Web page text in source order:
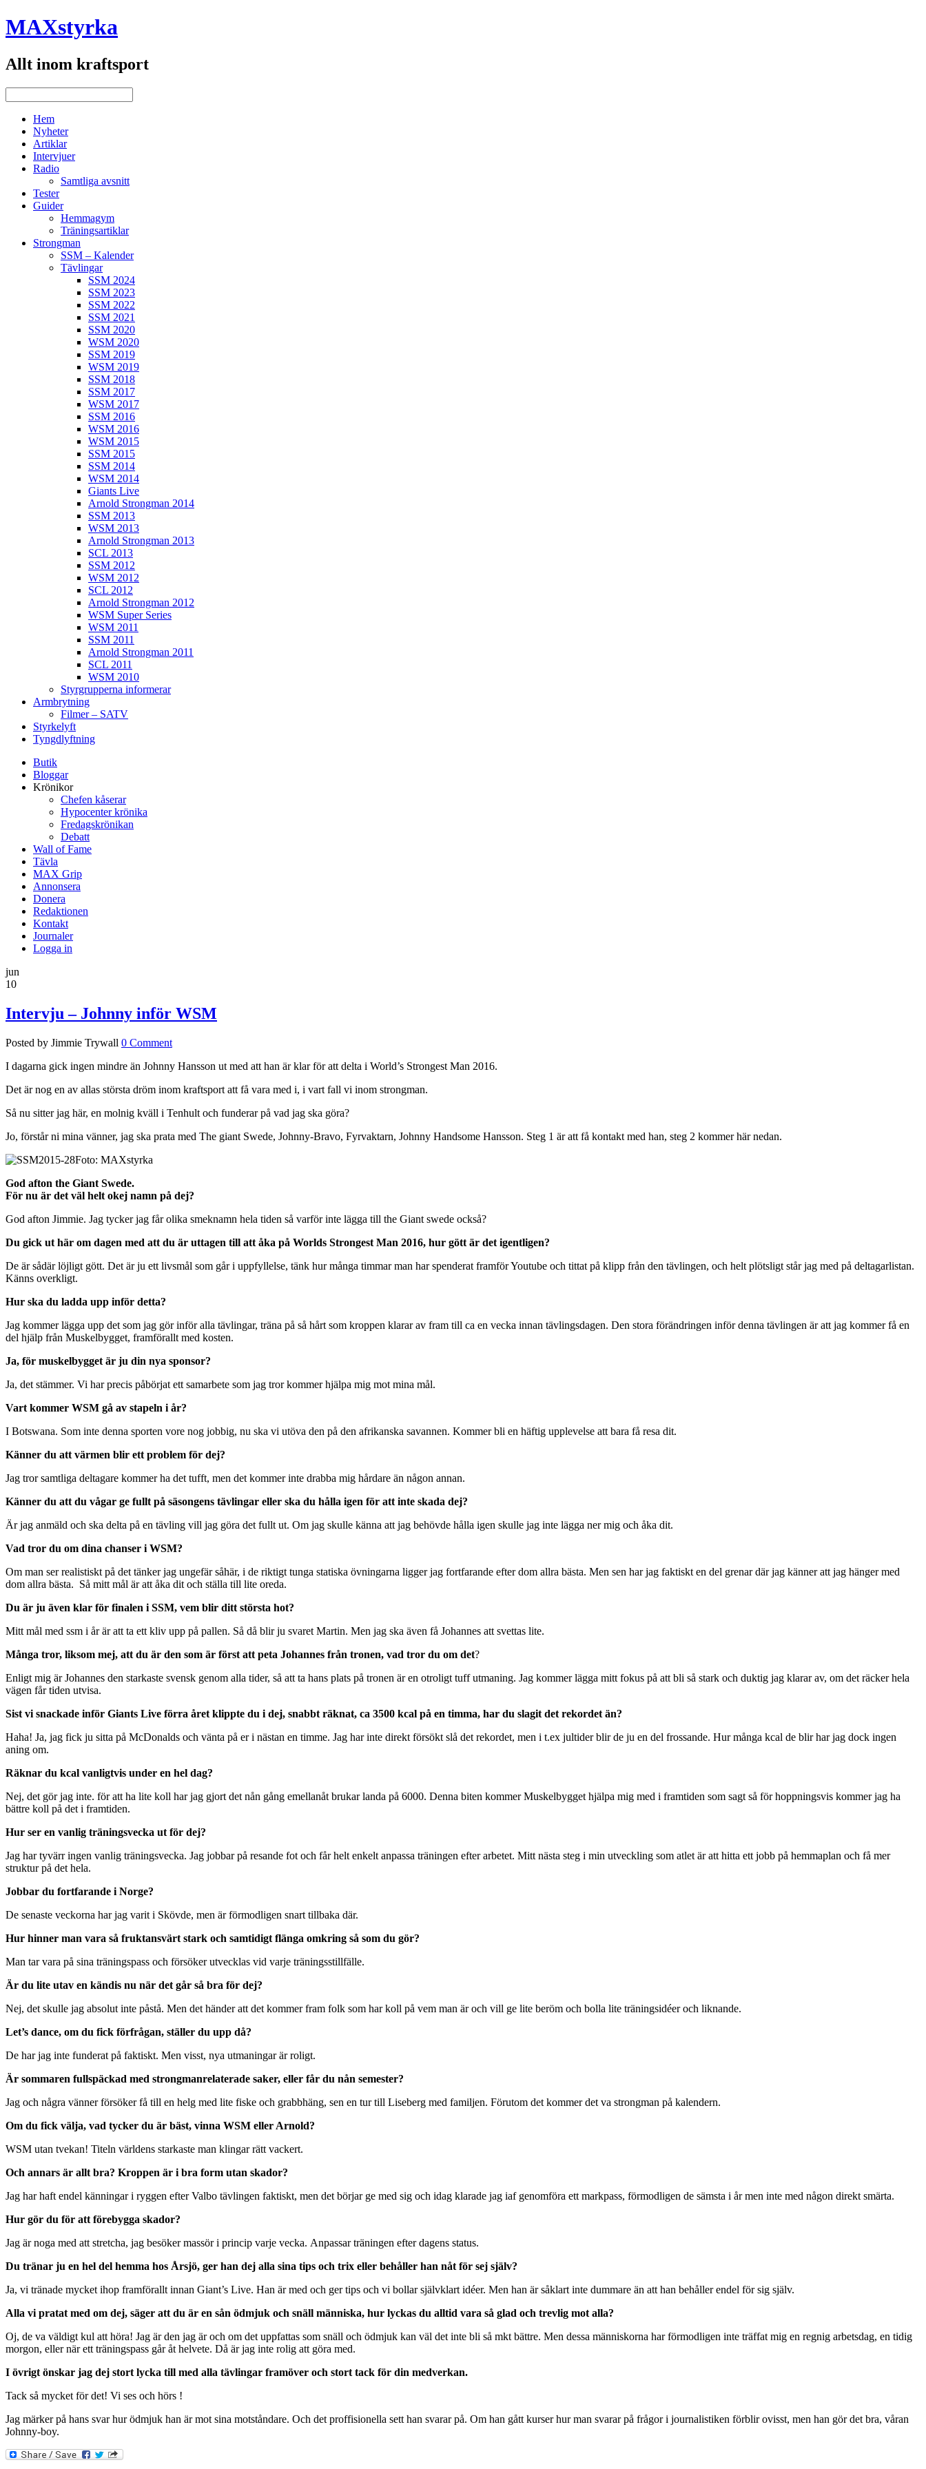
MAXstyrka
Allt inom kraftsport
Hem
Nyheter
Artiklar
Intervjuer
Radio
Samtliga avsnitt
Tester
Guider
Hemmagym
Träningsartiklar
Strongman
SSM – Kalender
Tävlingar
SSM 2024
SSM 2023
SSM 2022
SSM 2021
SSM 2020
WSM 2020
SSM 2019
WSM 2019
SSM 2018
SSM 2017
WSM 2017
SSM 2016
WSM 2016
WSM 2015
SSM 2015
SSM 2014
WSM 2014
Giants Live
Arnold Strongman 2014
SSM 2013
WSM 2013
Arnold Strongman 2013
SCL 2013
SSM 2012
WSM 2012
SCL 2012
Arnold Strongman 2012
WSM Super Series
WSM 2011
SSM 2011
Arnold Strongman 2011
SCL 2011
WSM 2010
Styrgrupperna informerar
Armbrytning
Filmer – SATV
Styrkelyft
Tyngdlyftning
Butik
Bloggar
Krönikor
Chefen kåserar
Hypocenter krönika
Fredagskrönikan
Debatt
Wall of Fame
Tävla
MAX Grip
Annonsera
Donera
Redaktionen
Kontakt
Journaler
Logga in
jun
10
Intervju – Johnny inför WSM
Posted by Jimmie Trywall 0 Comment
I dagarna gick ingen mindre än Johnny Hansson ut med att han är klar för att delta i World’s Strongest Man 2016.
Det är nog en av allas största dröm inom kraftsport att få vara med i, i vart fall vi inom strongman.
Så nu sitter jag här, en molnig kväll i Tenhult och funderar på vad jag ska göra?
Jo, förstår ni mina vänner, jag ska prata med The giant Swede, Johnny-Bravo, Fyrvaktarn, Johnny Handsome Hansson. Steg 1 är att få kontakt med han, steg 2 kommer här nedan.
Foto: MAXstyrka
God afton the Giant Swede.
För nu är det väl helt okej namn på dej?
God afton Jimmie. Jag tycker jag får olika smeknamn hela tiden så varför inte lägga till the Giant swede också?
Du gick ut här om dagen med att du är uttagen till att åka på Worlds Strongest Man 2016, hur gött är det igentligen?
De är sådär löjligt gött. Det är ju ett livsmål som går i uppfyllelse, tänk hur många timmar man har spenderat framför Youtube och tittat på klipp från den tävlingen, och helt plötsligt står jag med på deltagarlistan.
Känns overkligt.
Hur ska du ladda upp inför detta?
Jag kommer lägga upp det som jag gör inför alla tävlingar, träna på så hårt som kroppen klarar av fram till ca en vecka innan tävlingsdagen. Den stora förändringen inför denna tävlingen är att jag kommer få en
del hjälp från Muskelbygget, framförallt med kosten.
Ja, för muskelbygget är ju din nya sponsor?
Ja, det stämmer. Vi har precis påbörjat ett samarbete som jag tror kommer hjälpa mig mot mina mål.
Vart kommer WSM gå av stapeln i år?
I Botswana. Som inte denna sporten vore nog jobbig, nu ska vi utöva den på den afrikanska savannen. Kommer bli en häftig upplevelse att bara få resa dit.
Känner du att värmen blir ett problem för dej?
Jag tror samtliga deltagare kommer ha det tufft, men det kommer inte drabba mig hårdare än någon annan.
Känner du att du vågar ge fullt på säsongens tävlingar eller ska du hålla igen för att inte skada dej?
Är jag anmäld och ska delta på en tävling vill jag göra det fullt ut. Om jag skulle känna att jag behövde hålla igen skulle jag inte lägga ner mig och åka dit.
Vad tror du om dina chanser i WSM?
Om man ser realistiskt på det tänker jag ungefär såhär, i de riktigt tunga statiska övningarna ligger jag fortfarande efter dom allra bästa. Men sen har jag faktiskt en del grenar där jag känner att jag hänger med
dom allra bästa. Så mitt mål är att åka dit och ställa till lite oreda.
Du är ju även klar för finalen i SSM, vem blir ditt största hot?
Mitt mål med ssm i år är att ta ett kliv upp på pallen. Så då blir ju svaret Martin. Men jag ska även få Johannes att svettas lite.
Många tror, liksom mej, att du är den som är först att peta Johannes från tronen, vad tror du om det?
Enligt mig är Johannes den starkaste svensk genom alla tider, så att ta hans plats på tronen är en otroligt tuff utmaning. Jag kommer lägga mitt fokus på att bli så stark och duktig jag klarar av, om det räcker hela
vägen får tiden utvisa.
Sist vi snackade inför Giants Live förra året klippte du i dej, snabbt räknat, ca 3500 kcal på en timma, har du slagit det rekordet än?
Haha! Ja, jag fick ju sitta på McDonalds och vänta på er i nästan en timme. Jag har inte direkt försökt slå det rekordet, men i t.ex jultider blir de ju en del frossande. Hur många kcal de blir har jag dock ingen
aning om.
Räknar du kcal vanligtvis under en hel dag?
Nej, det gör jag inte. för att ha lite koll har jag gjort det nån gång emellanåt brukar landa på 6000. Denna biten kommer Muskelbygget hjälpa mig med i framtiden som sagt så för hoppningsvis kommer jag ha
bättre koll på det i framtiden.
Hur ser en vanlig träningsvecka ut för dej?
Jag har tyvärr ingen vanlig träningsvecka. Jag jobbar på resande fot och får helt enkelt anpassa träningen efter arbetet. Mitt nästa steg i min utveckling som atlet är att hitta ett jobb på hemmaplan och få mer
struktur på det hela.
Jobbar du fortfarande i Norge?
De senaste veckorna har jag varit i Skövde, men är förmodligen snart tillbaka där.
Hur hinner man vara så fruktansvärt stark och samtidigt flänga omkring så som du gör?
Man tar vara på sina träningspass och försöker utvecklas vid varje träningsstillfälle.
Är du lite utav en kändis nu när det går så bra för dej?
Nej, det skulle jag absolut inte påstå. Men det händer att det kommer fram folk som har koll på vem man är och vill ge lite beröm och bolla lite träningsidéer och liknande.
Let’s dance, om du fick förfrågan, ställer du upp då?
De har jag inte funderat på faktiskt. Men visst, nya utmaningar är roligt.
Är sommaren fullspäckad med strongmanrelaterade saker, eller får du nån semester?
Jag och några vänner försöker få till en helg med lite fiske och grabbhäng, sen en tur till Liseberg med familjen. Förutom det kommer det va strongman på kalendern.
Om du fick välja, vad tycker du är bäst, vinna WSM eller Arnold?
WSM utan tvekan! Titeln världens starkaste man klingar rätt vackert.
Och annars är allt bra? Kroppen är i bra form utan skador?
Jag har haft endel känningar i ryggen efter Valbo tävlingen faktiskt, men det börjar ge med sig och idag klarade jag iaf genomföra ett markpass, förmodligen de sämsta i år men inte med någon direkt smärta.
Hur gör du för att förebygga skador?
Jag är noga med att stretcha, jag besöker massör i princip varje vecka. Anpassar träningen efter dagens status.
Du tränar ju en hel del hemma hos Årsjö, ger han dej alla sina tips och trix eller behåller han nåt för sej själv?
Ja, vi tränade mycket ihop framförallt innan Giant’s Live. Han är med och ger tips och vi bollar självklart idéer. Men han är såklart inte dummare än att han behåller endel för sig själv.
Alla vi pratat med om dej, säger att du är en sån ödmjuk och snäll människa, hur lyckas du alltid vara så glad och trevlig mot alla?
Oj, de va väldigt kul att höra! Jag är den jag är och om det uppfattas som snäll och ödmjuk kan väl det inte bli så mkt bättre. Men dessa människorna har förmodligen inte träffat mig en regnig arbetsdag, en tidig
morgon, eller när ett träningspass går åt helvete. Då är jag inte rolig att göra med.
I övrigt önskar jag dej stort lycka till med alla tävlingar framöver och stort tack för din medverkan.
Tack så mycket för det! Vi ses och hörs !
Jag märker på hans svar hur ödmjuk han är mot sina motståndare. Och det proffisionella sett han svarar på. Om han gått kurser hur man svarar på frågor i journalistiken förblir ovisst, men han gör det bra, våran
Johnny-boy.